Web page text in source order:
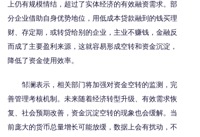
上仍有规模情结，超过了实体经济的有效融资需求。部
分企业借助自身优势地位，用低成本贷款融到的钱买理
财、存定期，或转贷给别的企业，主业不赚钱，金融反
而成了主要盈利来源，这就容易形成空转和资金沉淀，
降低了资金使用效率。
邹澜表示，相关部门将加强对资金空转的监测，完
善管理考核机制。未来随着经济转型升级、有效需求恢
复、社会预期改善，资金沉淀空转的现象也会缓解。当
前庞大的货币总量增长可能放缓，数据上会有扰动，不